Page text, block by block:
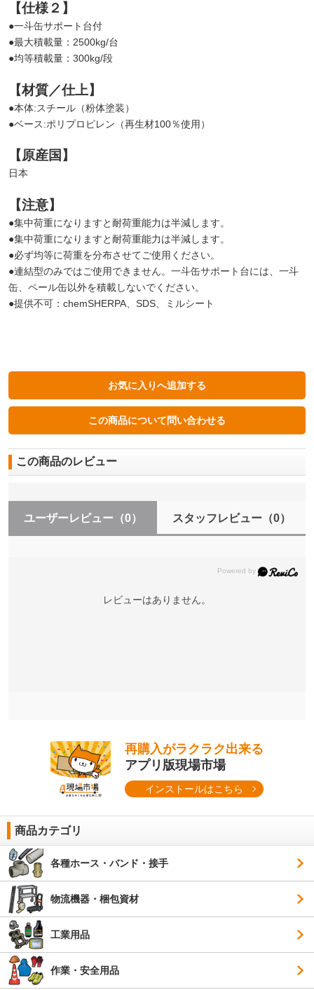
【仕様２】
●一斗缶サポート台付
●最大積載量：2500kg/台
●均等積載量：300kg/段
【材質／仕上】
●本体:スチール（粉体塗装）
●ベース:ポリプロピレン（再生材100％使用）
【原産国】
日本
【注意】
●集中荷重になりますと耐荷重能力は半減します。
●集中荷重になりますと耐荷重能力は半減します。
●必ず均等に荷重を分布させてご使用ください。
●連結型のみではご使用できません。一斗缶サポート台には、一斗
缶、ペール缶以外を積載しないでください。
●提供不可：chemSHERPA、SDS、ミルシート
この商品のレビュー
ユーザーレビュー （0） スタッフレビュー（0）
レビューはありません。
再購入がラクラク出来る
アプリ版現場市場
インストールはこちら
商品カテゴリ
各種ホース・バンド・接手
物流機器・梱包資材
工業用品
作業・安全用品